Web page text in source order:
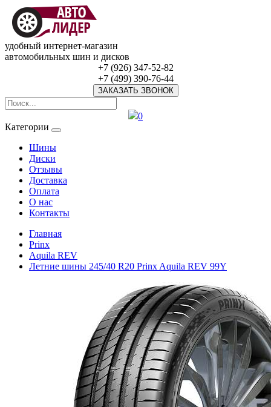
удобный интернет-магазин
автомобильных шин и дисков
+7 (926) 347-52-82
+7 (499) 390-76-44
ЗАКАЗАТЬ ЗВОНОК
0
Категории
Шины
Диски
Отзывы
Доставка
Оплата
О нас
Контакты
Главная
Prinx
Aquila REV
Летние шины 245/40 R20 Prinx Aquila REV 99Y